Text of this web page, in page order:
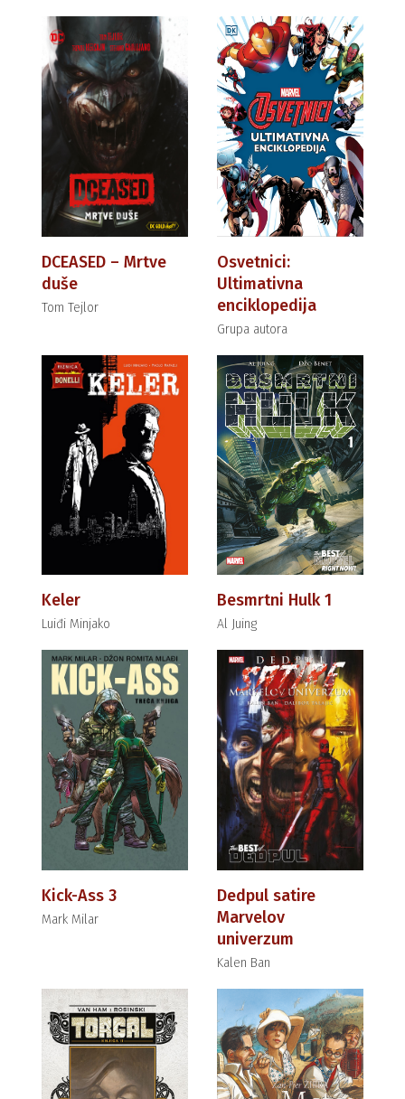
DCEASED – Mrtve
duše
Tom Tejlor
Osvetnici:
Ultimativna
enciklopedija
Grupa autora
Keler
Luiđi Minjako
Besmrtni Hulk 1
Al Juing
Kick-Ass 3
Mark Milar
Dedpul satire
Marvelov
univerzum
Kalen Ban